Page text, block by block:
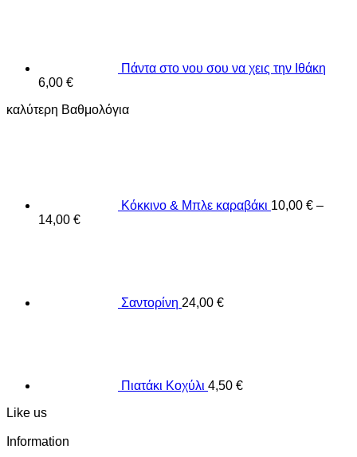
Πάντα στο νου σου να χεις την Ιθάκη
6,00 €
καλύτερη Βαθμολόγια
Κόκκινο & Μπλε καραβάκι 10,00 € –
14,00 €
Σαντορίνη 24,00 €
Πιατάκι Κοχύλι 4,50 €
Like us
Information